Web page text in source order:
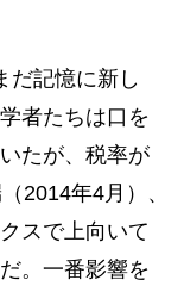
記憶に新し
者たちは口を
たが、税率が
2014年4月）、
スで上向いて
。一番影響を